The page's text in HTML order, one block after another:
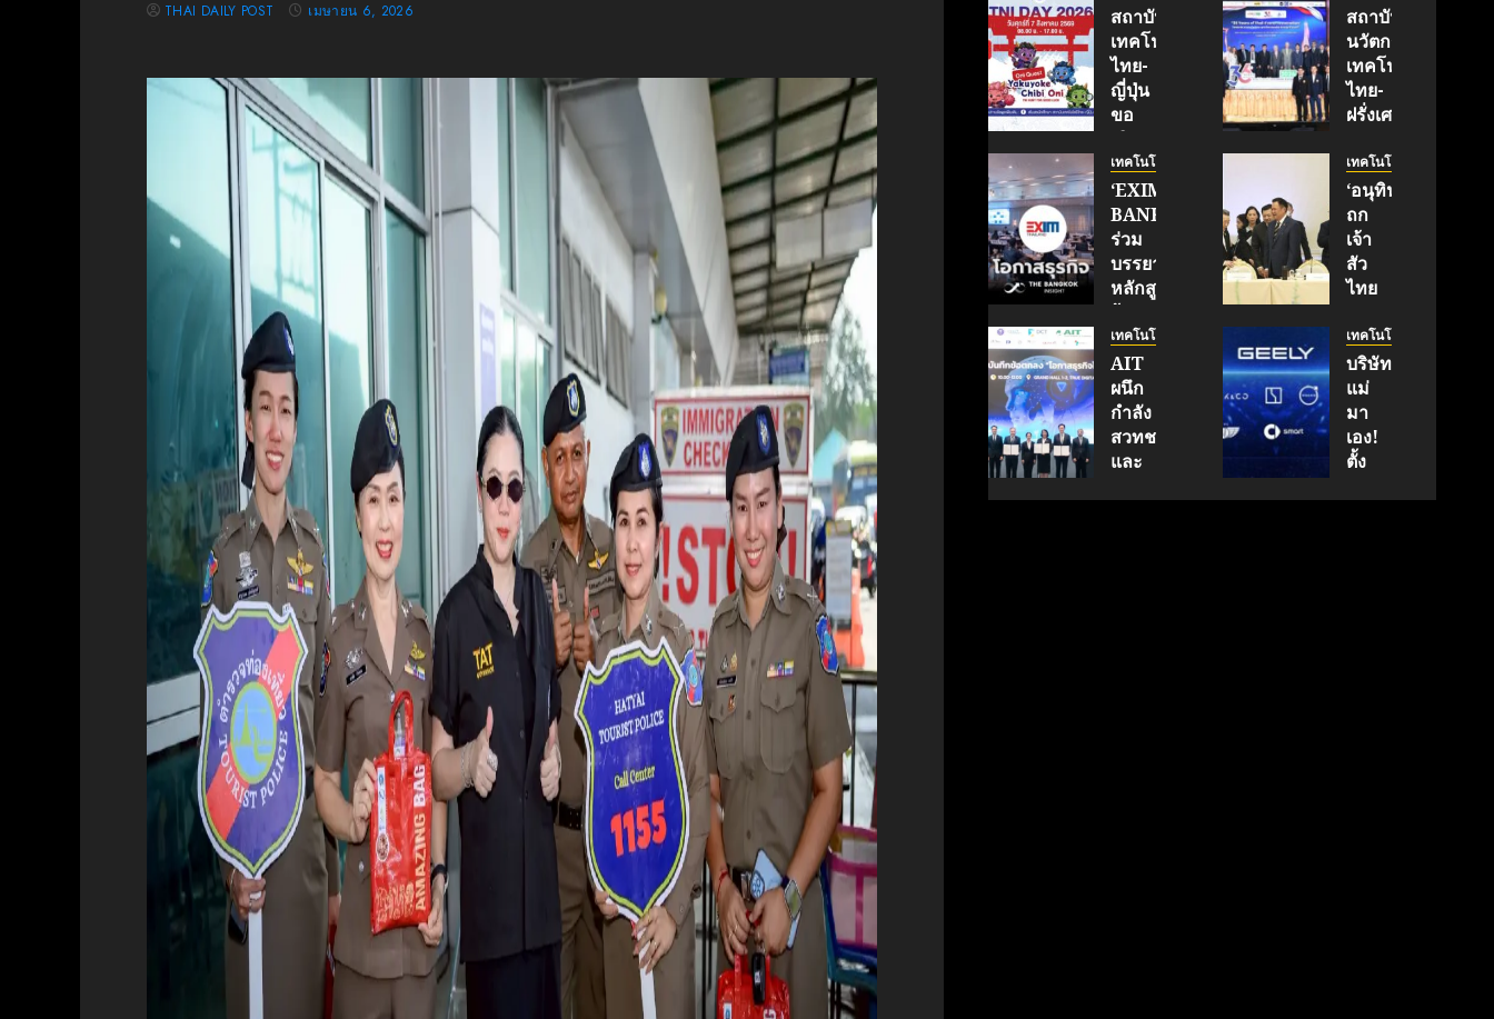
THAI DAILY POST เมษายน 6, 2026
สถาบัน
เทคโนโลยี
ไทย-
ญี่ปุ่น
ขอ
เชิญ
เข้า
ร่วม
งาน
TNI
Day
2026
ฉลอง
ครบ
รอบ
19 ปี
TNI
กรกฎาคม
17, 2026
สถาบัน
นวัตกรรม
เทคโนโลยี
ไทย-
ฝรั่งเศส
มจพ.ฉลอง
36 ปี
แห่ง
ความ
ร่วม
มือ
ฝรั่งเศส
เดิน
หน้า
ขับ
เคลื่อน
นวัตกรรม
อนาคต
เทคโนโลยี
‘EXIM
BANK’
ร่วม
บรรยาย
หลักสูตร
ผู้
บริหาร
หนุน
ธุรกิจ
‘Wellness-
Longevity’
สู่
โลก
เทคโนโลยี
‘อนุทิน’
ถก
เจ้า
สัว
ไทย
ประชาชาติ
ธุรกิจ
|
LINE
TODAY
18, 2026
เทคโนโลยี
AIT
ผนึก
กำลัง
สวทช.
และ
เทคโนโลยี
บริษัท
แม่
มา
เอง!
ตั้ง